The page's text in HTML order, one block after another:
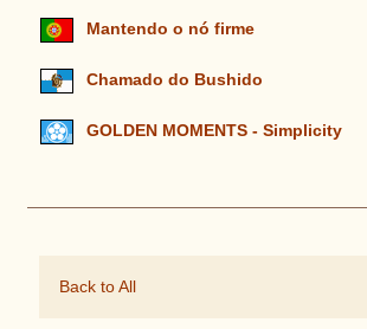
Mantendo o nó firme
Chamado do Bushido
GOLDEN MOMENTS - Simplicity
Back to All